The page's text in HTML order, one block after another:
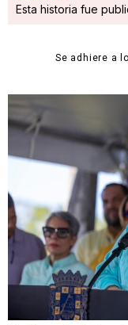
Esta historia fue
Se adhiere a